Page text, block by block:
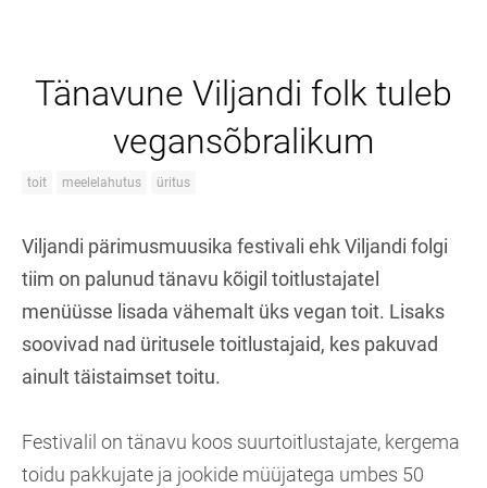
Tänavune Viljandi folk tuleb
vegansõbralikum
toit meelelahutus üritus
Viljandi pärimusmuusika festivali ehk Viljandi folgi
tiim on palunud tänavu kõigil toitlustajatel
menüüsse lisada vähemalt üks vegan toit. Lisaks
soovivad nad üritusele toitlustajaid, kes pakuvad
ainult täistaimset toitu.
Festivalil on tänavu koos suurtoitlustajate, kergema
toidu pakkujate ja jookide müüjatega umbes 50